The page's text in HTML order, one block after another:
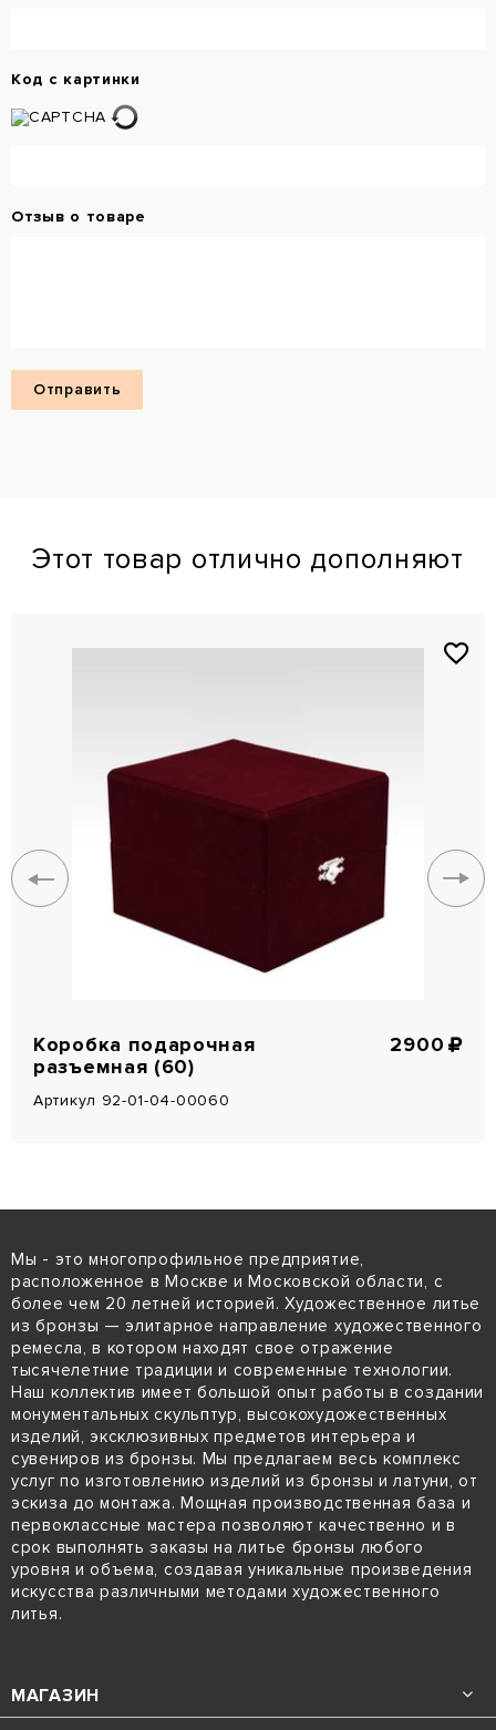
Код с картинки
Отзыв о товаре
Этот товар отлично дополняют
Коробка подарочная
разъемная (60)
Артикул 92-01-04-00060
2900
Мы - это многопрофильное предприятие,
расположенное в Москве и Московской области, с
более чем 20 летней историей. Художественное литье
из бронзы — элитарное направление художественного
ремесла, в котором находят свое отражение
тысячелетние традиции и современные технологии.
Наш коллектив имеет большой опыт работы в создании
монументальных скульптур, высокохудожественных
изделий, эксклюзивных предметов интерьера и
сувениров из бронзы. Мы предлагаем весь комплекс
услуг по изготовлению изделий из бронзы и латуни, от
эскиза до монтажа. Мощная производственная база и
первоклассные мастера позволяют качественно и в
срок выполнять заказы на литье бронзы любого
уровня и объема, создавая уникальные произведения
искусства различными методами художественного
литья.
МАГАЗИН